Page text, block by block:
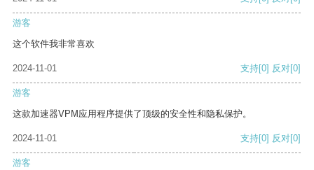
游客
这个软件我非常喜欢
2024-11-01 支持[0] 反对[0]
游客
这款加速器VPM应用程序提供了顶级的安全性和隐私保护。
2024-11-01 支持[0] 反对[0]
游客